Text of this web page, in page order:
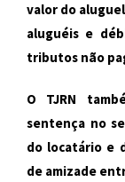
valor do
aluguéis e
tributos não
O TJRN
sentença no
do locatário e
de amizade